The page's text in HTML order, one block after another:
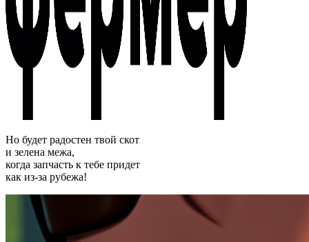
Но будет радостен твой скот
и зелена межа,
когда запчасть к тебе придет
как из-за рубежа!